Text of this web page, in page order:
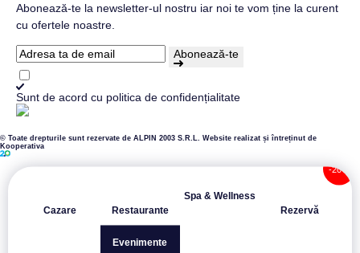
Abonează-te la newsletter-ul nostru iar noi te vom ține la curent
cu ofertele noastre.
Abonează-te
Sunt de acord cu politica de confidențialitate
© Toate drepturile sunt rezervate de ALPIN 2003 S.R.L.
Website realizat și întreținut de
Kooperativa
Cazare Restaurante
Spa & Wellness
Rezervă
Evenimente